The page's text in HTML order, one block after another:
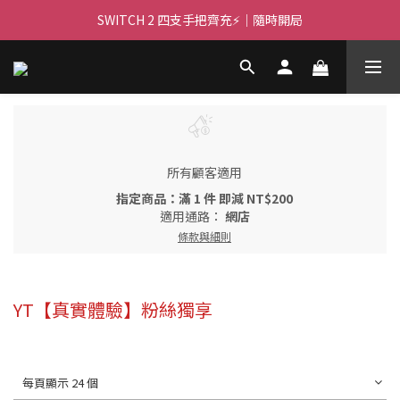
🌌 高亮大畫面 🏃 ｜PJ400 投影機等你！
SWITCH 2 四支手把齊充⚡｜隨時開局
🌌 高亮大畫面 🏃 ｜PJ400 投影機等你！
所有顧客適用
指定商品：滿 1 件 即減 NT$200
適用通路： 網店
條款與細則
YT【真實體驗】粉絲獨享
每頁顯示 24 個